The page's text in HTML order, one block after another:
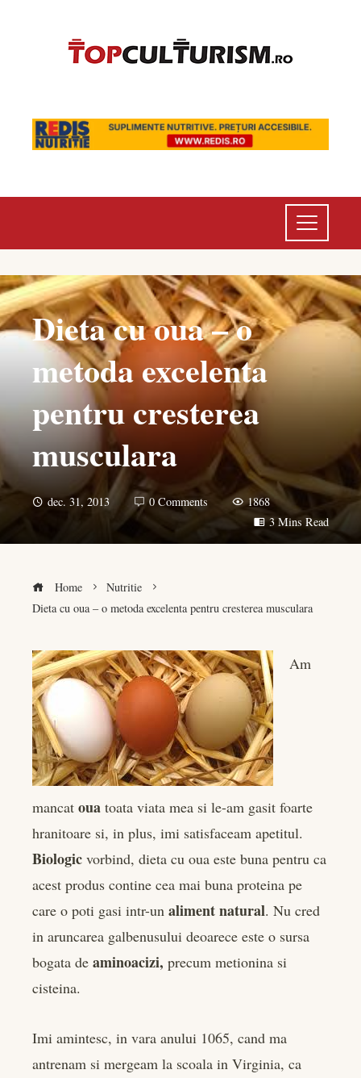
Dieta cu oua – o
metoda excelenta
pentru cresterea
musculara
dec. 31, 2013 0 Comments
1868
3 Mins Read
Home
Nutritie
Dieta cu oua – o metoda excelenta pentru cresterea musculara
Am
mancat oua toata viata mea si le-am gasit foarte
hranitoare si, in plus, imi satisfaceam apetitul.
Biologic vorbind, dieta cu oua este buna pentru ca
acest produs contine cea mai buna proteina pe
care o poti gasi intr-un aliment natural. Nu cred
in aruncarea galbenusului deoarece este o sursa
bogata de aminoacizi, precum metionina si
cisteina.
Imi amintesc, in vara anului 1065, cand ma
antrenam si mergeam la scoala in Virginia, ca